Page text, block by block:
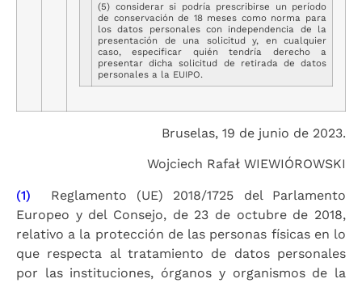
(5) considerar si podría prescribirse un período
de conservación de 18 meses como norma para
los datos personales con independencia de la
presentación de una solicitud y, en cualquier
caso, especificar quién tendría derecho a
presentar dicha solicitud de retirada de datos
personales a la EUIPO.
Bruselas, 19 de junio de 2023.
Wojciech Rafał WIEWIÓROWSKI
(1) Reglamento (UE) 2018/1725 del Parlamento
Europeo y del Consejo, de 23 de octubre de 2018,
relativo a la protección de las personas físicas en lo
que respecta al tratamiento de datos personales
por las instituciones, órganos y organismos de la